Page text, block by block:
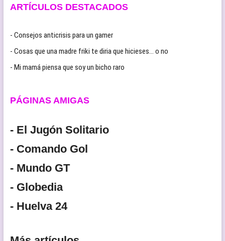
ARTÍCULOS DESTACADOS
- Consejos anticrisis para un gamer
- Cosas que una madre friki te diria que hicieses… o no
- Mi mamá piensa que soy un bicho raro
PÁGINAS AMIGAS
- El Jugón Solitario
- Comando Gol
- Mundo GT
- Globedia
- Huelva 24